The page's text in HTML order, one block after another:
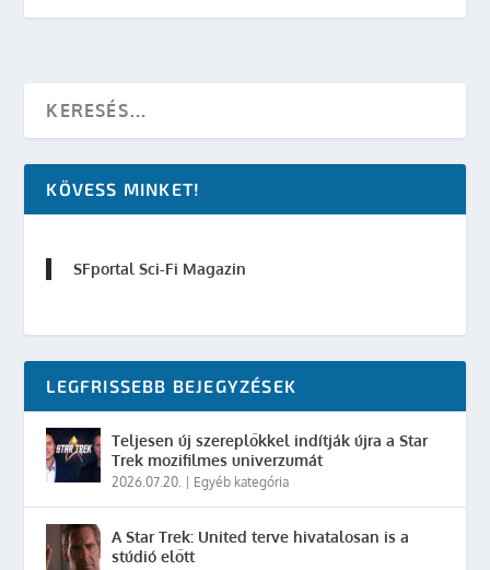
KÖVESS MINKET!
SFportal Sci-Fi Magazin
LEGFRISSEBB BEJEGYZÉSEK
Teljesen új szereplőkkel indítják újra a Star
Trek mozifilmes univerzumát
2026.07.20. | Egyéb kategória
A Star Trek: United terve hivatalosan is a
stúdió előtt